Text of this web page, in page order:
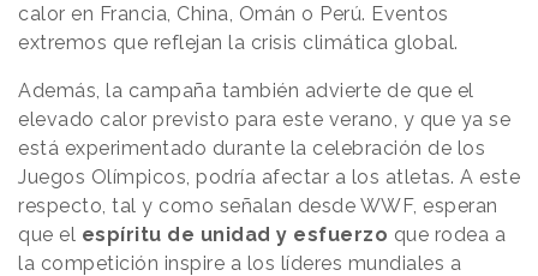
calor en Francia, China, Omán o Perú. Eventos
extremos que reflejan la crisis climática global.
Además, la campaña también advierte de que el
elevado calor previsto para este verano, y que ya se
está experimentado durante la celebración de los
Juegos Olímpicos, podría afectar a los atletas. A este
respecto, tal y como señalan desde WWF, esperan
que el espíritu de unidad y esfuerzo que rodea a
la competición inspire a los líderes mundiales a